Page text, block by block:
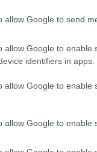
allow Google to send
allow Google to enable
identifiers in apps.
allow Google to enable
allow Google to enable
δράση, εφόσον
επέστρεψε, με
σε αυτή την